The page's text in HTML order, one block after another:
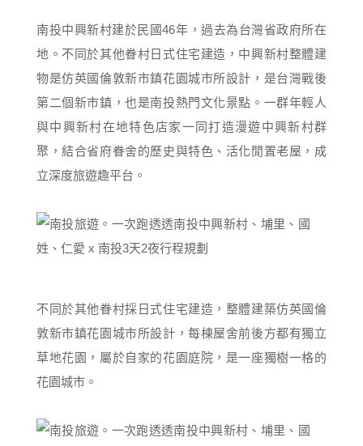
南投中興新村建於民國46年，過去為台灣省政府所在
地。不同於其他眷村日式住宅建造，中興新村整體建
物是仿英國倫敦新市鎮花園城市所設計，是台灣戰後
第二個新市鎮，也是南投熱門文化景點。一群年輕人
與中興新村在地特色店家一同打造漫遊中興新村群
聚，結合省府眷舍的歷史與特色、活化閒置老屋，成
立深度旅遊趣平台。
不同於其他眷村採日式住宅建造，整體建築仿英國倫
敦新市鎮花園城市所設計，每棟屋舍前後方都有獨立
草地花園，屬於自家的花園庭院，是一座獨樹一格的
花園城市。